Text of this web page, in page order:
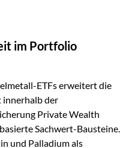
und Stabilisierung. 1)
bewusst? Global investieren
Weltmärkte möglichst
im Portfolio
ETFs erweitert die
innerhalb der
Private Wealth
Sachwert-Bausteine.
und Palladium als